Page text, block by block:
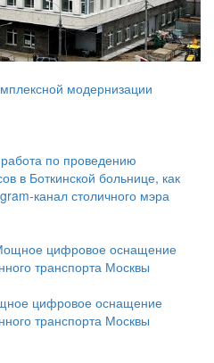
модернизации
по проведению
в Боткинской больнице, как
канал столичного мэра
цифровое оснащение
транспорта Москвы